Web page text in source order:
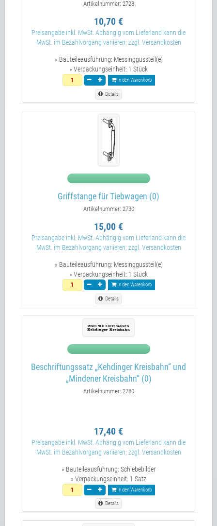
Artikelnummer: 2728
10,70 €
Preisangabe inkl. MwSt. Abhängig vom Lieferland kann die
MwSt. im Bezahlvorgang variieren; zzgl. Versandkosten
» Bauteileausführung: Messinggussteil(e)
» Verpackungseinheit: 1 Stück
In den Warenkorb
Details
Griffstange für Tiebwagen (0)
Artikelnummer: 2730
15,00 €
Preisangabe inkl. MwSt. Abhängig vom Lieferland kann die
MwSt. im Bezahlvorgang variieren; zzgl. Versandkosten
» Bauteileausführung: Messinggussteil(e)
» Verpackungseinheit: 1 Stück
In den Warenkorb
Details
Beschriftungssatz „Kehdinger Kreisbahn“ und
„Mindener Kreisbahn“ (0)
Artikelnummer: 2780
17,40 €
Preisangabe inkl. MwSt. Abhängig vom Lieferland kann die
MwSt. im Bezahlvorgang variieren; zzgl. Versandkosten
» Bauteileausführung: Schiebebilder
» Verpackungseinheit: 1 Satz
In den Warenkorb
Details